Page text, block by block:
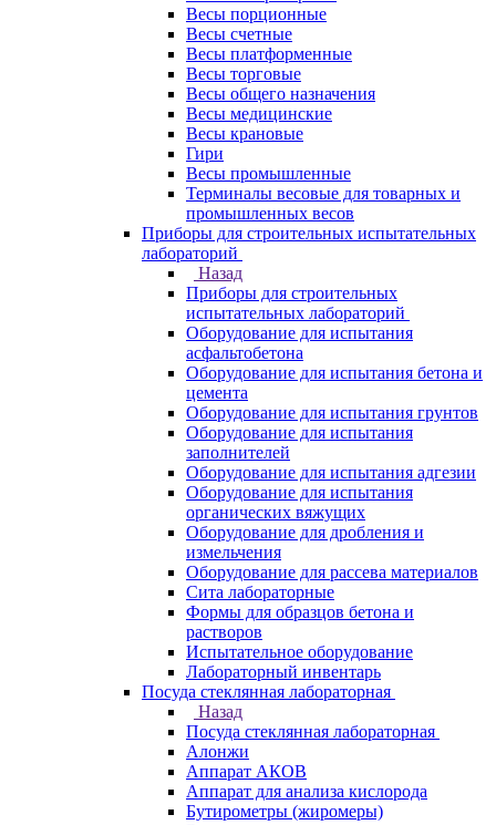
Весы порционные
Весы счетные
Весы платформенные
Весы торговые
Весы общего назначения
Весы медицинские
Весы крановые
Гири
Весы промышленные
Терминалы весовые для товарных и
промышленных весов
Приборы для строительных испытательных
лабораторий
Назад
Приборы для строительных
испытательных лабораторий
Оборудование для испытания
асфальтобетона
Оборудование для испытания бетона и
цемента
Оборудование для испытания грунтов
Оборудование для испытания
заполнителей
Оборудование для испытания адгезии
Оборудование для испытания
органических вяжущих
Оборудование для дробления и
измельчения
Оборудование для рассева материалов
Сита лабораторные
Формы для образцов бетона и
растворов
Испытательное оборудование
Лабораторный инвентарь
Посуда стеклянная лабораторная
Назад
Посуда стеклянная лабораторная
Алонжи
Аппарат АКОВ
Аппарат для анализа кислорода
Бутирометры (жиромеры)